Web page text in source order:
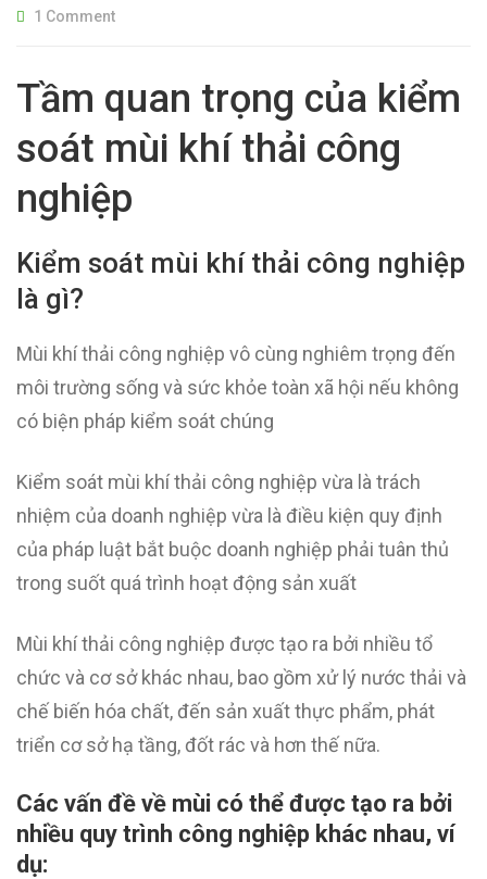
1 Comment
Tầm quan trọng của kiểm
soát mùi khí thải công
nghiệp
Kiểm soát mùi khí thải công nghiệp
là gì?
Mùi khí thải công nghiệp vô cùng nghiêm trọng đến
môi trường sống và sức khỏe toàn xã hội nếu không
có biện pháp kiểm soát chúng
Kiểm soát mùi khí thải công nghiệp vừa là trách
nhiệm của doanh nghiệp vừa là điều kiện quy định
của pháp luật bắt buộc doanh nghiệp phải tuân thủ
trong suốt quá trình hoạt động sản xuất
Mùi khí thải công nghiệp được tạo ra bởi nhiều tổ
chức và cơ sở khác nhau, bao gồm xử lý nước thải và
chế biến hóa chất, đến sản xuất thực phẩm, phát
triển cơ sở hạ tầng, đốt rác và hơn thế nữa.
Các vấn đề về mùi có thể được tạo ra bởi
nhiều quy trình công nghiệp khác nhau, ví
dụ: